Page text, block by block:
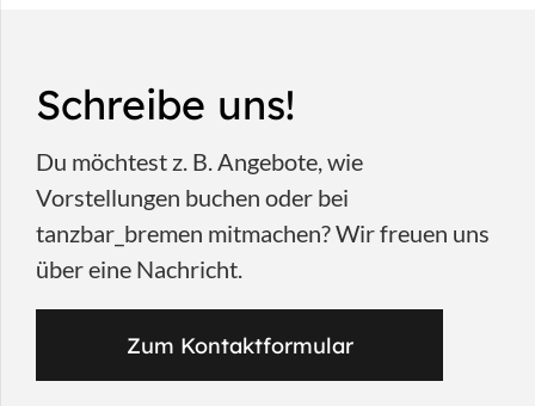
Schreibe uns!
Du möchtest z. B. Angebote, wie
Vorstellungen buchen oder bei
tanzbar_bremen mitmachen? Wir freuen uns
über eine Nachricht.
Zum Kontaktformular